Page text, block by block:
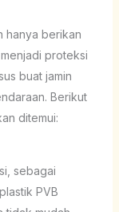
hanya berikan
proteksi
buat jamin
Berikut
ditemui:
sebagai
PVB